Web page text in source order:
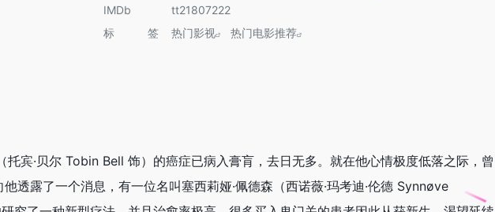
IMDb
tt21807222
标签
热门影视 热门电影推荐
托宾·贝尔 Tobin Bell 饰）的癌症已病入膏肓，去日无多。就在他心情极度低落之际，曾
透露了一个消息，有一位名叫塞西莉娅·佩德森（西诺薇·玛考迪·伦德 Synnøve